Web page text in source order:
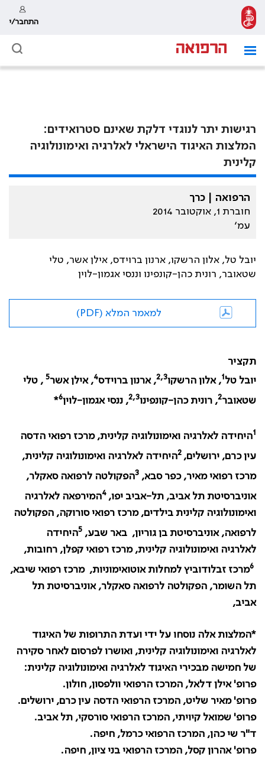
התחבר/י
רגישות יתר לנוגדי דלקת שאינם סטרואידים:
המלצות האיגוד הישראלי לאלרגיה ואימונולוגיה
קלינית
הרפואה | כרך
חוברת 1, אוקטובר 2014
עמ׳
יובל טל, אלון הרשקו, ארנון ברוידס, אילן אשר, טלי
שטאובר, רונית כהן-קונפינו וננסי אגמון-לוין
למאמר המלא (PDF)
תקציר
יובל טל 1, אלון הרשקו2,3, ארנון ברוידס4, אילן אשר5 , טלי
שטאובר2, רונית כהן-קונפינו2,3, ננסי אגמון-לוין6
*
1היחידה לאלרגיה ואימונולוגיה קלינית, מרכז רפואי הדסה
עין כרם, ירושלים,
היחידה לאלרגיה ואימונולוגיה קלינית,
מרכז רפואי מאיר, כפר סבא, 3הפקולטה לרפואה סאקלר,
אוניברסיטת תל אביב, תל-אביב יפו,
המירפאה לאלרגיה
ואימונולוגיה קלינית בילדים, מרכז רפואי סורוקה, הפקולטה
לרפואה, אוניברסיטת בן גוריון, באר שבע, 5היחידה
לאלרגיה ואימונולוגיה קלינית, מרכז רפואי קפלן, רחובות,
6מרכז זבלודוביץ למחלות אוטואימוניות, מרכז רפואי שיבא,
תל השומר, הפקולטה לרפואה סאקלר, אוניברסיטת תל
אביב,
*המלצות אלה נוסחו על ידי ועדת התרופות של האיגוד
לאלרגיה ואימונולוגיה קלינית, ואושרו לפרסום לאחר סקירה
של חמישה מבכירי האיגוד לאלרגיה ואימונולוגיה קלינית:
פרופ' אילן דלאל, המרכז הרפואי וולפסון, חולון.
פרופ' מאיר שליט, המרכז הרפואי הדסה עין כרם, ירושלים.
פרופ' שמואל קיויתי, המרכז הרפואי סורסקי, תל אביב.
ד"ר שי כהן, המרכז הרפואי כרמל, חיפה.
פרופ' אהרון קסל, המרכז הרפואי בני ציון, חיפה.